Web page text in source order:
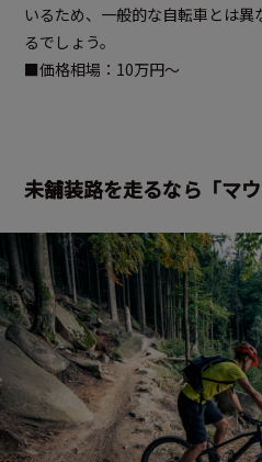
いるため、一般的な自転車とは
るでしょう。
■価格相場：10万円～
未舗装路を走るなら「マウ